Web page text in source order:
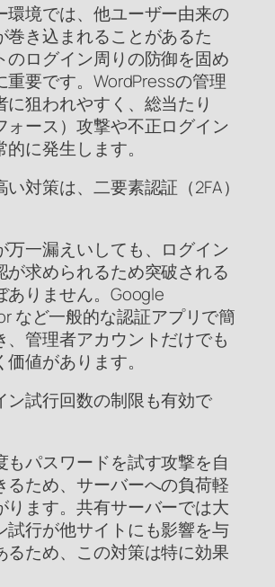
環境では、他ユーザー由来の
巻き込まれることがあるた
のログイン周りの防御を固め
重要です。WordPressの管理
に狙われやすく、総当たり
ォース）攻撃や不正ログイン
に発生します。
対策は、二要素認証（2FA）
万一漏えいしても、ログイン
が求められるため突破される
ありません。Google
など一般的な認証アプリで簡
、管理者アカウントだけでも
値があります。
ン試行回数の制限も有効で
もパスワードを試す攻撃を自
るため、サーバーへの負荷軽
ります。共有サーバーでは大
試行が他サイトにも影響を与
るため、この対策は特に効果